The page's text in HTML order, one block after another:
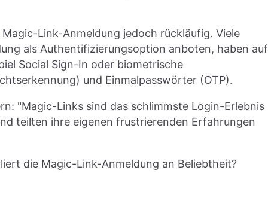
Link-Anmeldung jedoch rückläufig. Viele
als Authentifizierungsoption anboten, haben auf
Social Sign-In oder biometrische
und Einmalpasswörter (OTP).
"Magic-Links sind das schlimmste Login-Erlebnis
teilten ihre eigenen frustrierenden Erfahrungen
die Magic-Link-Anmeldung an Beliebtheit?